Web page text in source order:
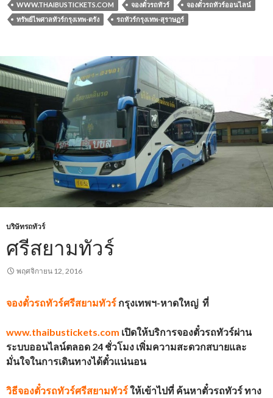
WWW.THAIBUSTICKETS.COM
จองตั๋วรถทัวร์
จองตั๋วรถทัวร์ออนไลน์
ทรัพย์ไพศาลทัวร์กรุงเทพ-ตรัง
รถทัวร์กรุงเทพ-สุราษฏร์
บริษัทรถทัวร์
ศรีสยามทัวร์
พฤศจิกายน 12, 2016
จองตั๋วรถทัวร์ศรีสยามทัวร์ กรุงเทพฯ-หาดใหญ่ ที่
www.thaibustickets.com เปิดให้บริการจองตั๋วรถทัวร์ผ่าน
ระบบออนไลน์ตลอด 24 ชั่วโมง เพิ่มความสะดวกสบายและ
มั่นใจในการเดินทางได้ตั๋วแน่นอน
วิธีจองตั๋วรถทัวร์ศรีสยามทัวร์ให้เข้าไปที่ ค้นหาตั๋วรถทัวร์ ทาง